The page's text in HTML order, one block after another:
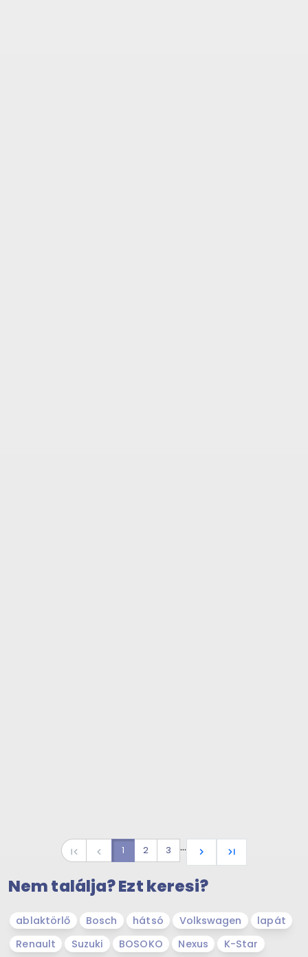
first_page navigate_before 1 2 3 … navigate_next last_page
Nem találja? Ezt keresi?
ablaktörlő Bosch hátsó Volkswagen
lapát
Renault
Suzuki BOSOKO Nexus
K-Star